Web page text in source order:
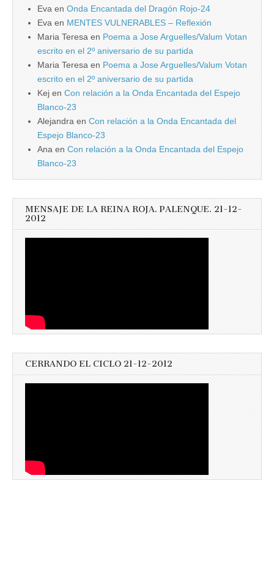
Eva en Onda Encantada del Dragón Rojo-24
Eva en MENTES VULNERABLES – Reflexión
Maria Teresa en Poema a Jose Arguelles/Valum Votan
escrito en el 2º aniversario de su partida
Maria Teresa en Poema a Jose Arguelles/Valum Votan
escrito en el 2º aniversario de su partida
Kej en Con relación a la Onda Encantada del Espejo
Blanco-23
Alejandra en Con relación a la Onda Encantada del
Espejo Blanco-23
Ana en Con relación a la Onda Encantada del Espejo
Blanco-23
MENSAJE DE LA REINA ROJA. PALENQUE. 21-12-
2012
CERRANDO EL CICLO 21-12-2012